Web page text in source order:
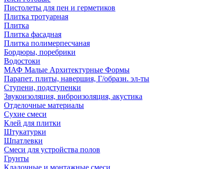
Пистолеты для пен и герметиков
Плитка тротуарная
Плитка
Плитка фасадная
Плитка полимерпесчаная
Бордюры, поребрики
Водостоки
МАФ Малые Архитектурные Формы
Парапет. плиты, навершия, Г/образн. эл-ты
Ступени, подступенки
Звукоизоляция, виброизоляция, акустика
Отделочные материалы
Сухие смеси
Клей для плитки
Штукатурки
Шпатлевки
Смеси для устройства полов
Грунты
Кладочные и монтажные смеси